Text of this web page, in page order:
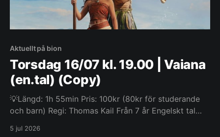
Aktuellt på bion
Torsdag 16/07 kl. 19.00 | Vaiana
(en.tal) (Copy)
💡Längd: 1h 55min Pris: 100kr (80kr för studerande
och barn) Regi: Thomas Kail Från 7 år Engelskt tal
gången ut bortom revet som omger hennes hemö,
5 jul 2026